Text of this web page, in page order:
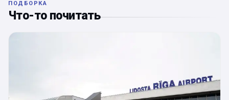
ПОДБОРКА
Что-то почитать